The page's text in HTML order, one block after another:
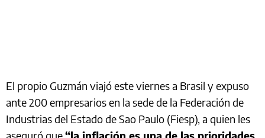
El propio Guzmán viajó este viernes a Brasil y expuso
ante 200 empresarios en la sede de la Federación de
Industrias del Estado de Sao Paulo (Fiesp), a quien les